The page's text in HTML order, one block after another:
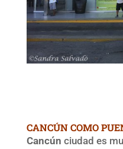
CANCÚN COMO
Cancún ciudad es